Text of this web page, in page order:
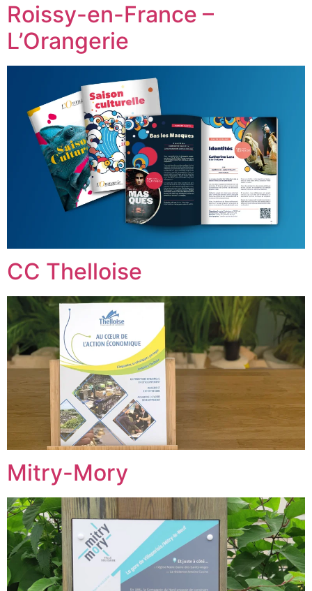
Roissy-en-France –
L’Orangerie
CC Thelloise
Mitry-Mory